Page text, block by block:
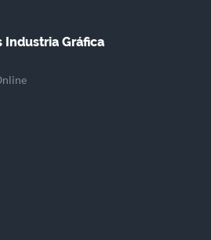
Industria Gráfica